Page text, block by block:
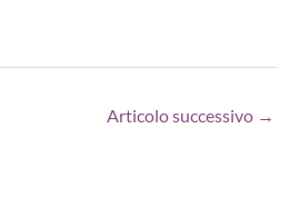
Articolo successivo →